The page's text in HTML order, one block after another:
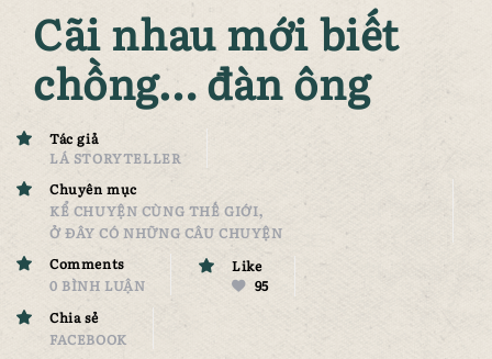
Cãi nhau mới biết
chồng… đàn ông
Tác giả
LÁ STORYTELLER
Chuyên mục
KỂ CHUYỆN CÙNG THẾ GIỚI,
Ở ĐÂY CÓ NHỮNG CÂU CHUYỆN
Comments
0 BÌNH LUẬN
Like
95
Chia sẻ
FACEBOOK